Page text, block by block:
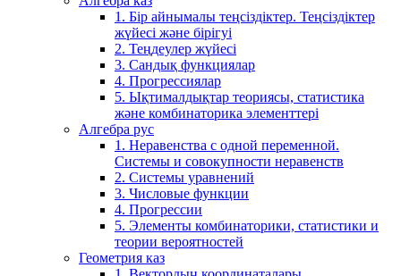
1. Бір айнымалы теңсіздіктер. Теңсіздіктер
жүйесі және бірігуі
2. Теңдеулер жүйесі
3. Сандық функциялар
4. Прогрессиялар
5. Ықтималдықтар теориясы, статистика
және комбинаторика элементтері
Алгебра рус
1. Неравенства с одной переменной.
Системы и совокупности неравенств
2. Системы уравнений
3. Числовые функции
4. Прогрессии
5. Элементы комбинаторики, статистики и
теории вероятностей
Геометрия каз